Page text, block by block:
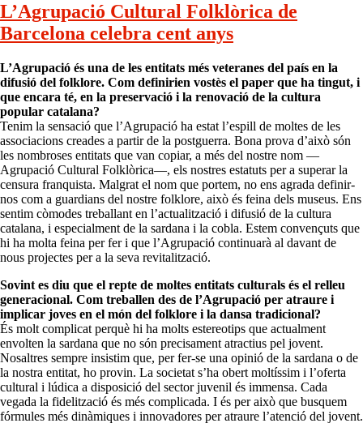
L’Agrupació Cultural Folklòrica de
Barcelona celebra cent anys
L’Agrupació és una de les entitats més veteranes del país en la
difusió del folklore. Com definirien vostès el paper que ha tingut, i
que encara té, en la preservació i la renovació de la cultura
popular catalana?
Tenim la sensació que l’Agrupació ha estat l’espill de moltes de les
associacions creades a partir de la postguerra. Bona prova d’això són
les nombroses entitats que van copiar, a més del nostre nom —
Agrupació Cultural Folklòrica—, els nostres estatuts per a superar la
censura franquista. Malgrat el nom que portem, no ens agrada definir-
nos com a guardians del nostre folklore, això és feina dels museus. Ens
sentim còmodes treballant en l’actualització i difusió de la cultura
catalana, i especialment de la sardana i la cobla. Estem convençuts que
hi ha molta feina per fer i que l’Agrupació continuarà al davant de
nous projectes per a la seva revitalització.
Sovint es diu que el repte de moltes entitats culturals és el relleu
generacional. Com treballen des de l’Agrupació per atraure i
implicar joves en el món del folklore i la dansa tradicional?
És molt complicat perquè hi ha molts estereotips que actualment
envolten la sardana que no són precisament atractius pel jovent.
Nosaltres sempre insistim que, per fer-se una opinió de la sardana o de
la nostra entitat, ho provin. La societat s’ha obert moltíssim i l’oferta
cultural i lúdica a disposició del sector juvenil és immensa. Cada
vegada la fidelització és més complicada. I és per això que busquem
fórmules més dinàmiques i innovadores per atraure l’atenció del jovent.